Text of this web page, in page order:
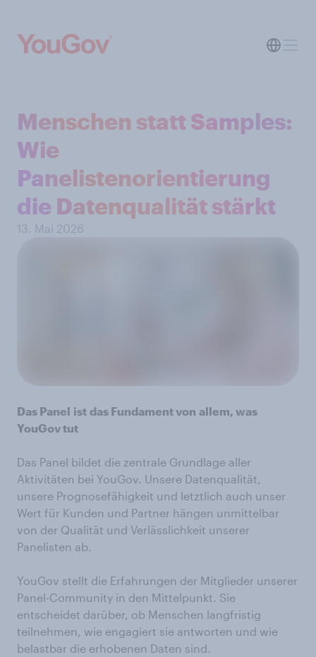
Menschen statt Samples:
Wie
Panelistenorientierung
die Datenqualität stärkt
13. Mai 2026
Das Panel ist das Fundament von allem, was
YouGov tut
Das Panel bildet die zentrale Grundlage aller
Aktivitäten bei YouGov. Unsere Datenqualität,
unsere Prognosefähigkeit und letztlich auch unser
Wert für Kunden und Partner hängen unmittelbar
von der Qualität und Verlässlichkeit unserer
Panelisten ab.
YouGov stellt die Erfahrungen der Mitglieder unserer
Panel-Community in den Mittelpunkt. Sie
entscheidet darüber, ob Menschen langfristig
teilnehmen, wie engagiert sie antworten und wie
belastbar die erhobenen Daten sind.